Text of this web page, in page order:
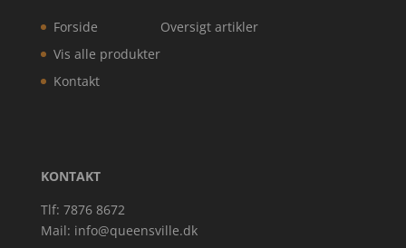
Forside
Vis alle produkter
Kontakt
Oversigt artikler
KONTAKT
Tlf: 7876 8672
Mail: info@queensville.dk